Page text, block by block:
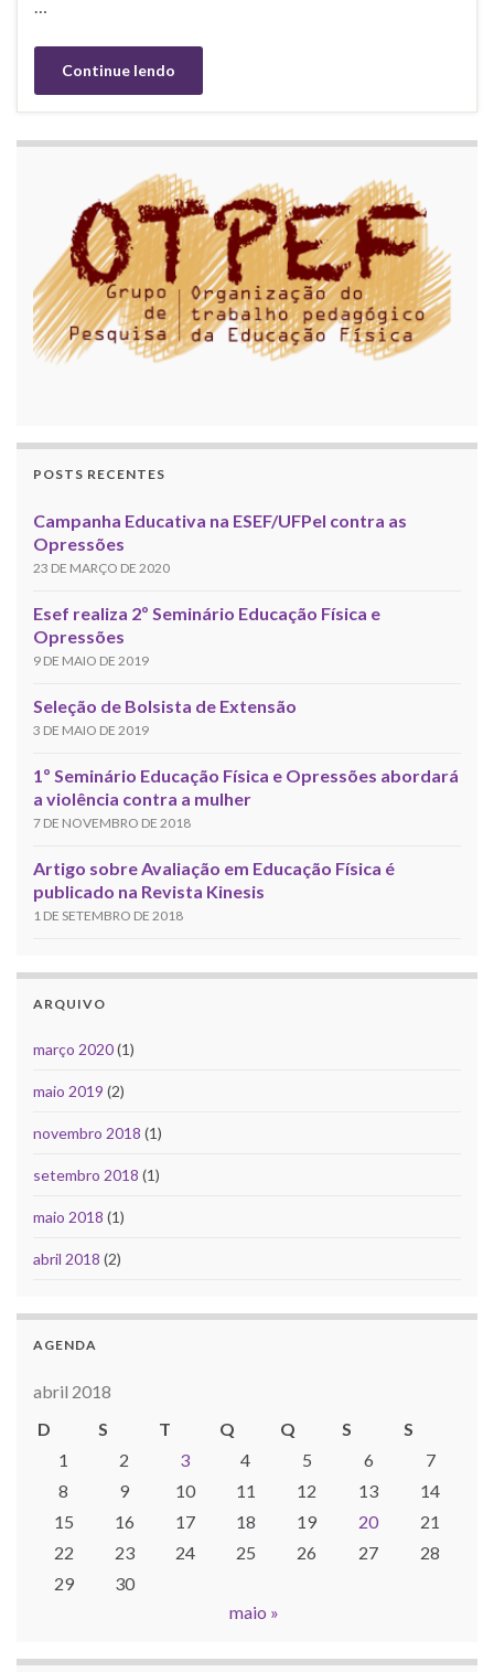
…
Continue lendo
POSTS RECENTES
Campanha Educativa na ESEF/UFPel contra as
Opressões
23 DE MARÇO DE 2020
Esef realiza 2º Seminário Educação Física e
Opressões
9 DE MAIO DE 2019
Seleção de Bolsista de Extensão
3 DE MAIO DE 2019
1º Seminário Educação Física e Opressões abordará
a violência contra a mulher
7 DE NOVEMBRO DE 2018
Artigo sobre Avaliação em Educação Física é
publicado na Revista Kinesis
1 DE SETEMBRO DE 2018
ARQUIVO
março 2020(1)
maio 2019 (2)
novembro 2018 (1)
setembro 2018 (1)
maio 2018 (1)
abril 2018 (2)
AGENDA
abril 2018
D
S T Q Q S
S
1
2 3 4 5 6
7
8
9 10 11 12 13
14
15
16 17 18 19 20
21
22
23 24 25 26 27
28
29
30
maio »